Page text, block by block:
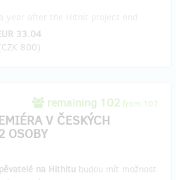
33.04
CZK 800)
remaining 102 from 107
V ČESKÝCH
OSOBY
na Hithitu budou mít možnost